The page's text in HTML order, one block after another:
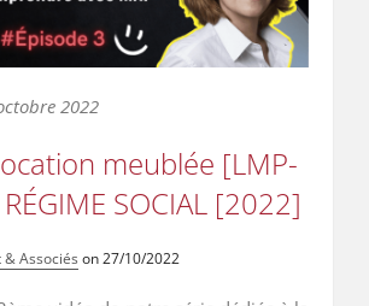
2022
meublée [LMP-
SOCIAL [2022]
& Associés on27/10/2022